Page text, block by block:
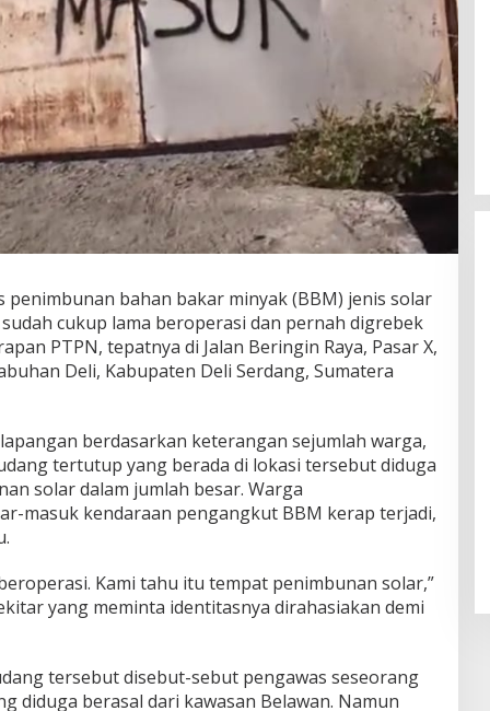
penimbunan bahan bakar minyak (BBM) jenis solar
cukup lama beroperasi dan pernah digrebek
PTPN, tepatnya di Jalan Beringin Raya, Pasar X,
Deli, Kabupaten Deli Serdang, Sumatera
berdasarkan keterangan sejumlah warga,
tertutup yang berada di lokasi tersebut diduga
solar dalam jumlah besar. Warga
masuk kendaraan pengangkut BBM kerap terjadi,
Kami tahu itu tempat penimbunan solar,”
yang meminta identitasnya dirahasiakan demi
tersebut disebut-sebut pengawas seseorang
diduga berasal dari kawasan Belawan. Namun
Mahasiswa Mendesak Kapolda
Sumut Copot Kapolres dan Kasat
Reskrim Polres Humbahas Atas
Adanya Dugaan Aliran Dana Judi
Togel
Skandal Pabrik Kasur Sampali
Mengguncang, Bupati Deli
Serdang Didesak Bertindak Tegas!